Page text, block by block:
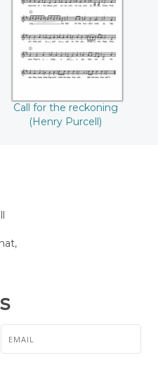
reckoning (Henry
Purcell)
Call for the reckoning
(Henry Purcell)